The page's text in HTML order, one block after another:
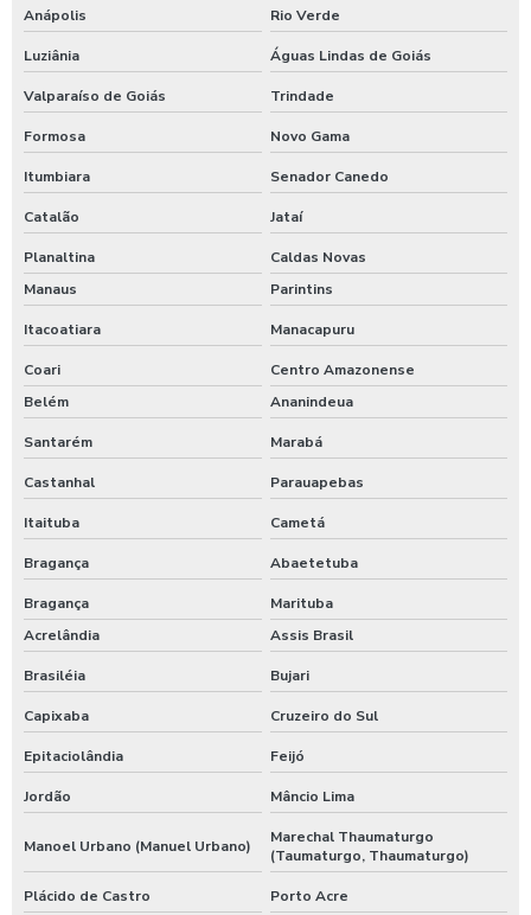
Anápolis Rio Verde
Luziânia Águas Lindas de Goiás
Valparaíso de Goiás Trindade
Formosa Novo Gama
Itumbiara Senador Canedo
Catalão Jataí
Planaltina
Caldas Novas
Manaus
Parintins
Itacoatiara Manacapuru
Coari
Centro Amazonense
Belém
Ananindeua
Santarém Marabá
Castanhal Parauapebas
Itaituba Cametá
Bragança Abaetetuba
Bragança
Marituba
Acrelândia
Assis Brasil
Brasiléia Bujari
Capixaba Cruzeiro do Sul
Epitaciolândia Feijó
Jordão Mâncio Lima
Manoel Urbano (Manuel Urbano)
Marechal Thaumaturgo
(Taumaturgo, Thaumaturgo)
Plácido de Castro Porto Acre